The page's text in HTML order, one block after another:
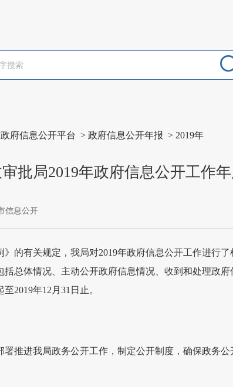
府信息公开平台 > 政府信息公开年报 > 2019年
批局2019年政府信息公开工作
信息公开
的有关规定，我局对2019年政府信息公开工作进行
括总体情况、主动公开政府信息情况、收到和处理政
2019年12月31日止。
推进我局政务公开工作，制定公开制度，确保政务公